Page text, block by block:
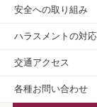
安全への取り組み
ハラスメントの対応
交通アクセス
各種お問い合わせ